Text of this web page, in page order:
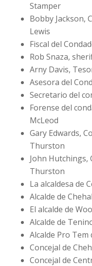
Stamper
Bobby Jackson,
Lewis
Fiscal del
Rob Snaza,
Arny Davis,
Asesora del
Secretario del
Forense del
McLeod
Gary Edwards,
Thurston
John Hutchings,
Thurston
La alcaldesa de
Alcalde de
El alcalde de
Alcalde de
Alcalde Pro Tem
Concejal de
Concejal de